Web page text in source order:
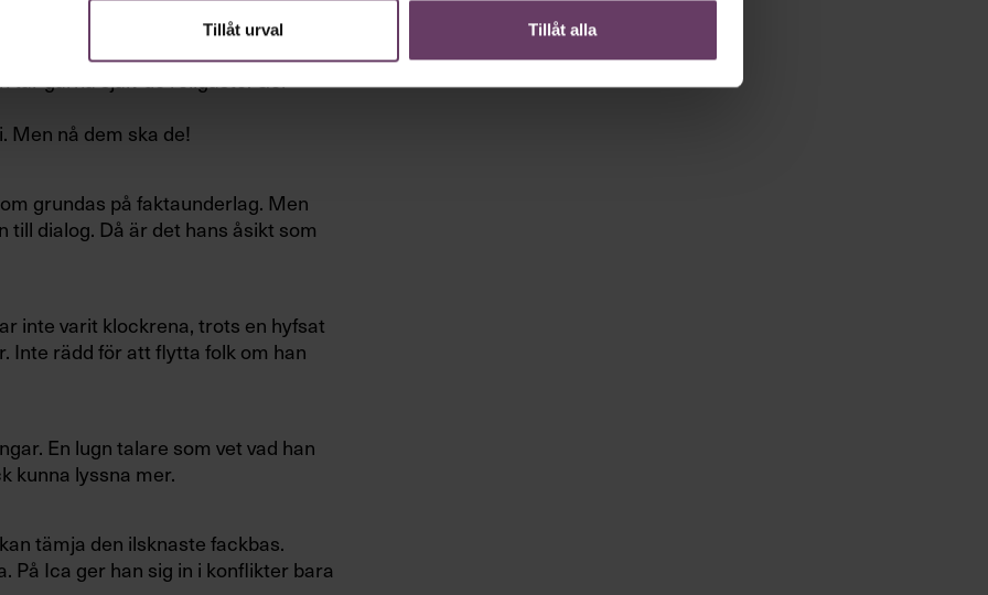
Tillåt urval Tillåt alla
gärna själv de roligaste. Ger
Men nå dem ska de!
grundas på faktaunderlag. Men
dialog. Då är det hans åsikt som
inte varit klockrena, trots en hyfsat
Inte rädd för att flytta folk om han
En lugn talare som vet vad han
kunna lyssna mer.
tämja den ilsknaste fackbas.
På Ica ger han sig in i konflikter bara